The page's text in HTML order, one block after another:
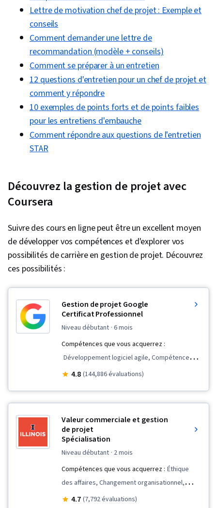
Lettre de motivation chef de projet : Exemple et
conseils
Comment demander une lettre de
recommandation (modèle + conseils)
Comment se préparer à un entretien
12 questions d'entretien pour un chef de projet et
comment y répondre
10 exemples de points forts et de points faibles
pour les entretiens d'embauche
Comment répondre aux questions de l'entretien
STAR
Découvrez la gestion de projet avec
Coursera
Suivre des cours en ligne peut être un excellent moyen
de développer vos compétences et d'explorer vos
possibilités de carrière en gestion de projet. Découvrez
ces possibilités :
Gestion de projet Google
Certificat Professionnel
niveau débutant · 6 mois
Compétences que vous acquerrez :
Développement logiciel agile, Compétences
en matière d'entretien, Gestion d'équipe,
projet, Présence sur le web, Évaluation de la
qualité, Assurance qualité, Qualité des produits
(AQ/CQ), Rétrospectives de sprint, Clôture du
projet, Gestion de projet, Définition du champ
d'application du projet, Gestion du
changement, Arriérés, Gestion de projet agile,
4.8 (144,886 évaluations)
Valeur commerciale et gestion
de projet
Spécialisation
niveau débutant · 2 mois
Compétences que vous acquerrez : Éthique
des affaires, Changement organisationnel,
Comptes de régularisation, Gestion de projet
4.7 (7,792 évaluations)